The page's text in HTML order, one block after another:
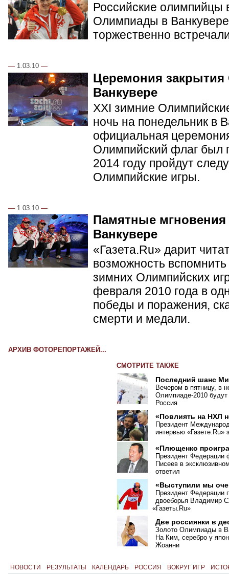
Российские олимпийцы
Олимпиады в
торжественно
— 1.03.10 —
Церемония
Ванкувере
XXI зимние
ночь на понедельник в
официальная
Олимпийский флаг был
2014 году пройдут
Олимпийские игры.
— 1.03.10 —
Памятные
Ванкувере
«Газета.Ru» дарит
возможность
зимних Олимпийских
февраля 2010 года в
победы и поражения,
смерти и медали.
АРХИВ ФОТОРЕПОРТАЖЕЙ...
СМОТРИТЕ ТАКЖЕ
Последний шанс
Вечером в пятницу, в
Олимпиаде-2010
Россия
«Повлиять на НХЛ
Президент
интервью «Газете.Ru»
«Плющенко
Президент Федерации
Писеев в
ответил
«Выступили мы
Президент Федерации
двоеборья Владимир
«Газеты.Ru»
Две россиянки в
Золото Олимпиады в
На Ким, серебро у
Жоанни
НОВОСТИ РЕЗУЛЬТАТЫ КАЛЕНДАРЬ РОССИЯ ВОКРУГ ИГР